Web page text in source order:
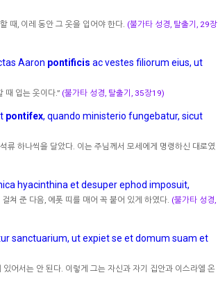
때, 이레 동안 그 옷을 입어야 한다. (불가타 성경, 탈출기, 29장
Aaron pontificis ac vestes filiorum eius, ut
때 입는 옷이다.” (불가타 성경, 탈출기, 35장19)
pontifex, quando ministerio fungebatur, sicut
류 하나씩을 달았다. 이는 주님께서 모세에게 명령하신 대로였
hyacinthina et desuper ephod imposuit,
쳐 준 다음, 에폿 띠를 매어 꼭 붙어 있게 하였다. (불가타 성경,
sanctuarium, ut expiet se et domum suam et
어서는 안 된다. 이렇게 그는 자신과 자기 집안과 이스라엘 온